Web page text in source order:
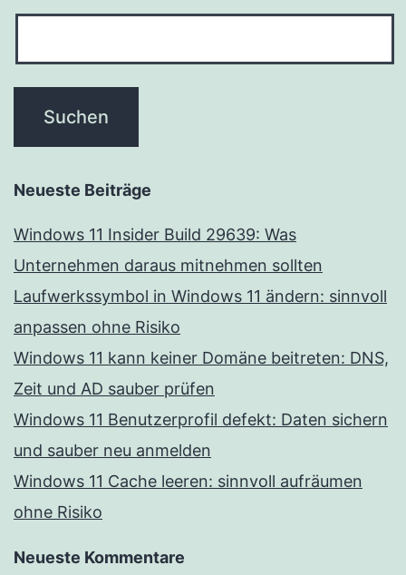
Neueste Beiträge
Windows 11 Insider Build 29639: Was
Unternehmen daraus mitnehmen sollten
Laufwerkssymbol in Windows 11 ändern: sinnvoll
anpassen ohne Risiko
Windows 11 kann keiner Domäne beitreten: DNS,
Zeit und AD sauber prüfen
Windows 11 Benutzerprofil defekt: Daten sichern
und sauber neu anmelden
Windows 11 Cache leeren: sinnvoll aufräumen
ohne Risiko
Neueste Kommentare